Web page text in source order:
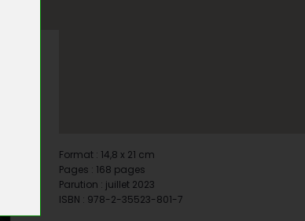
Format : 14,8 x 21 cm
Pages : 168 pages
Parution : juillet 2023
ISBN : 978-2-35523-801-7